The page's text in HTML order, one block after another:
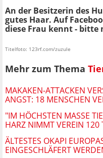
An der Besitzerin des
gutes Haar. Auf
diese Frau kennt -
Titelfoto: 123rf.com/zuzule
Mehr zum Thema
MAKAKEN-ATTACKEN
ANGST: 18 MENSCHEN
"IM HÖCHSTEN MASSE
ARZ NIMMT VEREIN 120
ÄLTESTES OKAPI
EINGESCHLÄFERT